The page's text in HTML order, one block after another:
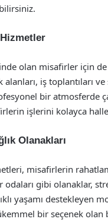
olan misafirler için
alanları, iş toplantıları
bir atmosferde
işlerini kolayca
Olanakları
misafirlerin
gibi olanaklar,
yaşamı destekleyen
bir seçenek olan